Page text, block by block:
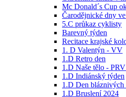
Mc Donald´s Cup
Čarodějnické dny
5.C průkaz cyklisty
Barevný týden
Recitace krajské
1. D Valentýn - VV
1.D Retro den
1.D Naše tělo -
1.D Indiánský týden
1.D Den bláznivých
1.D Bruslení 2024